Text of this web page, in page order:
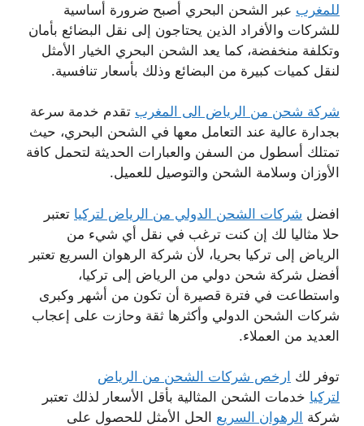
للمغرب عبر الشحن البحري أصبح ضرورة أساسية
للشركات والأفراد الذين يحتاجون إلى نقل البضائع بأمان
وتكلفة منخفضة، كما يعد الشحن البحري الخيار الأمثل
لنقل كميات كبيرة من البضائع وذلك بأسعار تنافسية.
شركة شحن من الرياض الى المغرب تقدم خدمة سرعة
بجدارة عالية عند التعامل معها في الشحن البحري، حيث
تمتلك أسطول من السفن والعبارات الحديثة لتحمل كافة
الأوزان وسلامة الشحن والتوصيل للعميل.
افضل شركات الشحن الدولي من الرياض لتركيا تعتبر
حلا مثاليا لك إن كنت ترغب في نقل أي شيء من
الرياض إلى تركيا بحريا، لأن شركة الرهوان السريع تعتبر
أفضل شركة شحن دولي من الرياض إلى تركيا،
واستطاعت في فترة قصيرة أن تكون من أشهر وكبرى
شركات الشحن الدولي وأكثرها ثقة وحازت على إعجاب
العديد من العملاء.
توفر لك ارخص شركات الشحن من الرياض
لتركيا خدمات الشحن المثالية بأقل الأسعار لذلك تعتبر
شركة الرهوان السريع الحل الأمثل للحصول على